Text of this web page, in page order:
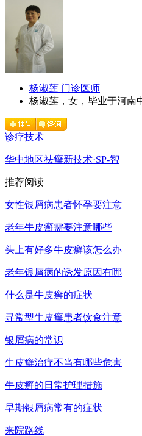
杨淑莲 门诊医师
杨淑莲，女，毕业于河南
诊疗技术
华中地区祛癣新技术·SP-智
推荐阅读
女性银屑病患者怀孕要注意
老年牛皮癣需要注意哪些
头上有好多牛皮癣该怎么办
老年银屑病的诱发原因有哪
什么是牛皮癣的症状
寻常型牛皮癣患者饮食注意
银屑病的常识
牛皮癣治疗不当有哪些危害
牛皮癣的日常护理措施
早期银屑病常有的症状
来院路线